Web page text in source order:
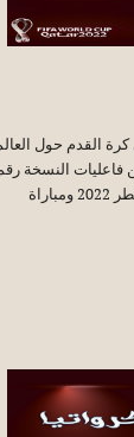
القدم حول
النسخة
22 من بطولة كأس العالم.. مونديال قطر 2022 ومباراة